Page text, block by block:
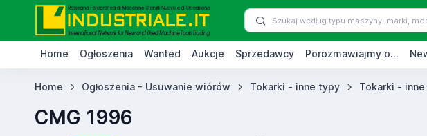
Home Ogłoszenia Wanted Aukcje Sprzedawcy Porozmawiajmy o...
Home Ogłoszenia - Usuwanie wiórów Tokarki - inne typy Tokarki -
CMG 1996